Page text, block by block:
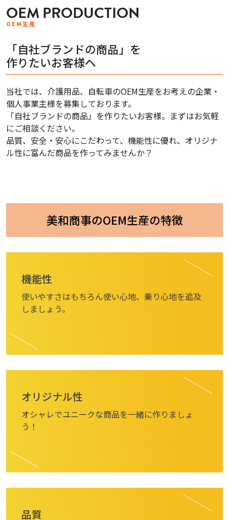
OEM OEM生産
OEM PRODUCTION
OEM生産
「自社ブランドの商品」を
作りたいお客様へ
当社では、介護用品、自転車のOEM生産をお考えの企業・
個人事業主様を募集しております。
「自社ブランドの商品」を作りたいお客様。まずはお気軽
にご相談ください。
品質、安全・安心にこだわって、機能性に優れ、オリジナ
ル性に富んだ商品を作ってみませんか？
美和商事のOEM生産の特徴
機能性
使いやすさはもちろん使い心地、乗り心地を追及
しましょう。
オリジナル性
オシャレでユニークな商品を一緒に作りましょ
う！
品質